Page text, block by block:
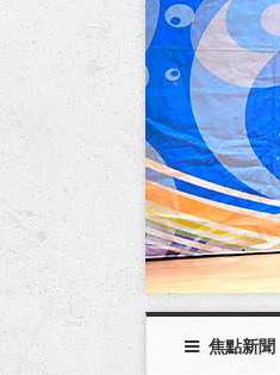
焦點新聞